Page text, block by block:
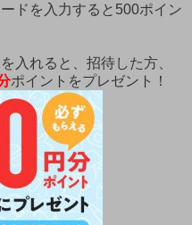
ドを入力すると500ポイン
入れると、招待した方、
ポイントをプレゼント！